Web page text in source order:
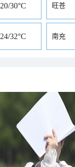
20/30°C 旺苍
24/32°C 南充